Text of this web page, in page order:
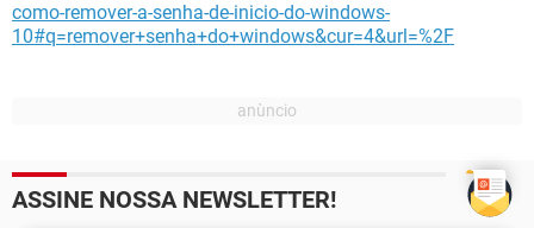
como-remover-a-senha-de-inicio-do-windows-
10#q=remover+senha+do+windows&cur=4&url=%2F
ASSINE NOSSA NEWSLETTER!